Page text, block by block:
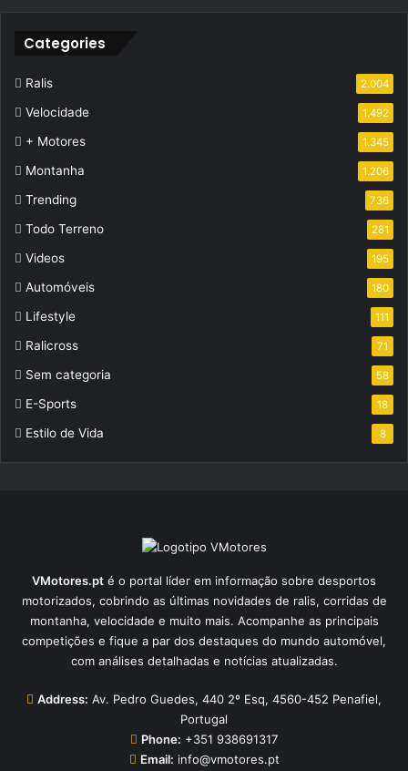
Categories
Ralis 2.004
Velocidade 1.492
+ Motores 1.345
Montanha 1.206
Trending 736
Todo Terreno 281
Videos 195
Automóveis 180
Lifestyle 111
Ralicross 71
Sem categoria 58
E-Sports 18
Estilo de Vida 8
VMotores.pt é o portal líder em informação sobre desportos
motorizados, cobrindo as últimas novidades de ralis, corridas de
montanha, velocidade e muito mais. Acompanhe as principais
competições e fique a par dos destaques do mundo automóvel,
com análises detalhadas e notícias atualizadas.
Address: Av. Pedro Guedes, 440 2º Esq, 4560-452 Penafiel,
Portugal
Phone: +351 938691317
Email: info@vmotores.pt